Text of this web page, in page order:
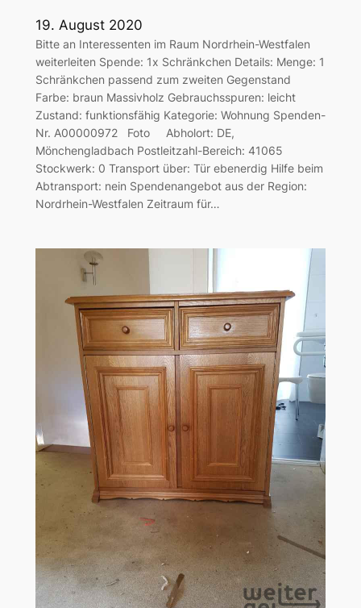
19. August 2020
Bitte an Interessenten im Raum Nordrhein-Westfalen
weiterleiten Spende: 1x Schränkchen Details: Menge: 1
Schränkchen passend zum zweiten Gegenstand
Farbe: braun Massivholz Gebrauchsspuren: leicht
Zustand: funktionsfähig Kategorie: Wohnung Spenden-
Nr. A00000972 Foto Abholort: DE,
Mönchengladbach Postleitzahl-Bereich: 41065
Stockwerk: 0 Transport über: Tür ebenerdig Hilfe beim
Abtransport: nein Spendenangebot aus der Region:
Nordrhein-Westfalen Zeitraum für…